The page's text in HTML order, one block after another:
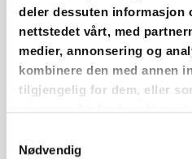
deler dessuten informasjon
nettstedet vårt, med
medier, annonsering og
kombinere den med annen
tilgjengelig for dem, eller
gjennom din bruk av
Nødvendig
Verktøy som benyttes er
Vaskemiddel: Avery
Rustfri Brytekniv, med
Målebånd og tommestokk